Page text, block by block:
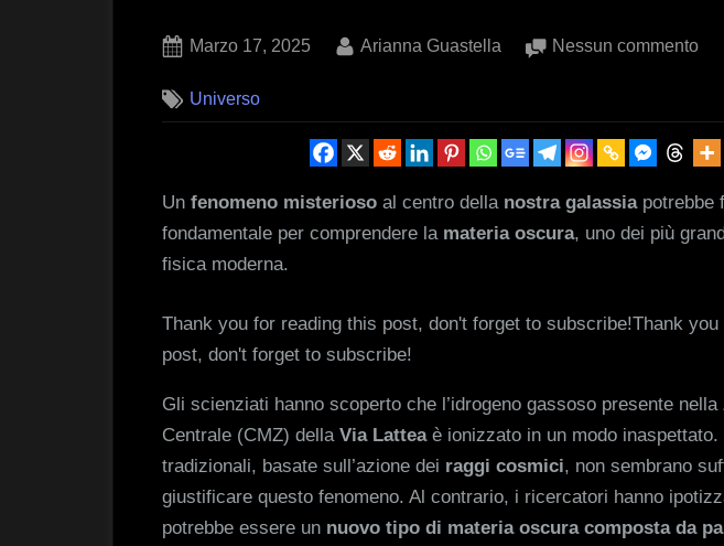
Posted
Marzo 17, 2025 By
Arianna Guastella Nessun commentosu
Universo
Un fenomeno misterioso al centro della nostra galassiapotrebbe
fondamentale per comprendere la materia oscura, uno dei più
fisica moderna.
Thank you for reading this post, don't forget to subscribe!Thank
post, don't forget to subscribe!
Gli scienziati hanno scoperto che l’idrogeno gassoso presente
Centrale (CMZ) della Via Latteaè ionizzato in un modo inaspettato.
tradizionali, basate sull’azione dei raggi cosmici, non sembrano
giustificare questo fenomeno. Al contrario, i ricercatori hanno
potrebbe essere un nuovo tipo di materia oscura composta da